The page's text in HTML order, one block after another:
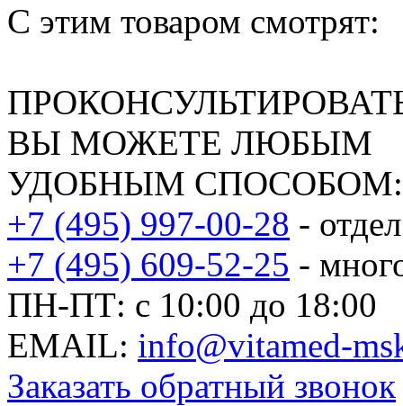
С этим товаром смотрят:
ВЫ МОЖЕТЕ ЛЮБЫМ
УДОБНЫМ СПОСОБОМ:
+7 (495) 997-00-28 -
+7 (495) 609-52-25 -
ПН-ПТ: с 10:00 до 18:00
EMAIL: info@vitamed-
Заказать обратный звонок